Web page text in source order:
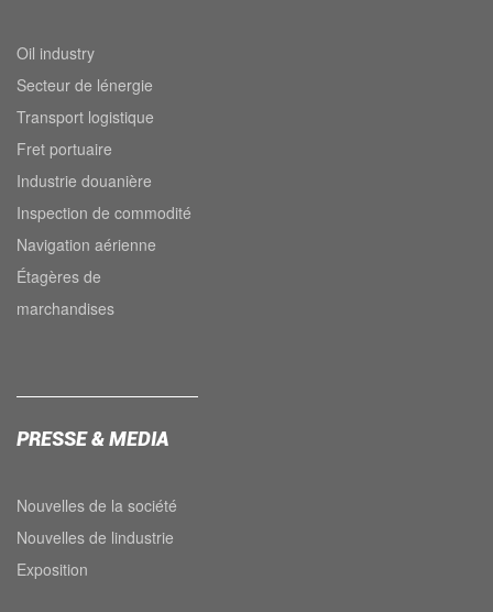
Oil industry
Secteur de lénergie
Transport logistique
Fret portuaire
Industrie douanière
Inspection de commodité
Navigation aérienne
Étagères de
marchandises
PRESSE & MEDIA
Nouvelles de la société
Nouvelles de lindustrie
Exposition